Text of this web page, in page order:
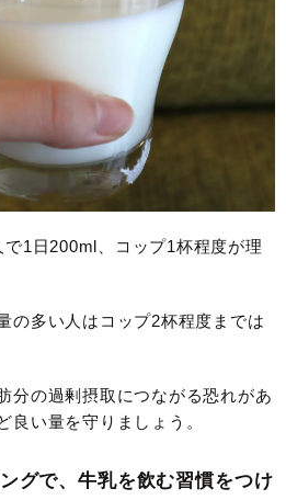
1日200ml、コップ1杯程度が理
の多い人はコップ2杯程度までは
分の過剰摂取につながる恐れがあ
良い量を守りましょう。
グで、牛乳を飲む習慣をつけ